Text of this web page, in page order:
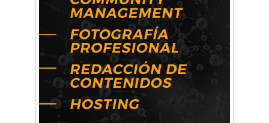
Artística Veral
BAIC Ramos Mejía
Brisé Estudio de Danzas